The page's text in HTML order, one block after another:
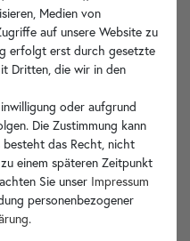
-
Medien von
auf unsere Website zu
erfolgt erst durch gesetzte
Dritten, die wir in den
oder aufgrund
Die Zustimmung kann
das Recht, nicht
einem späteren Zeitpunkt
Sie unser Impressum
personenbezogener
.